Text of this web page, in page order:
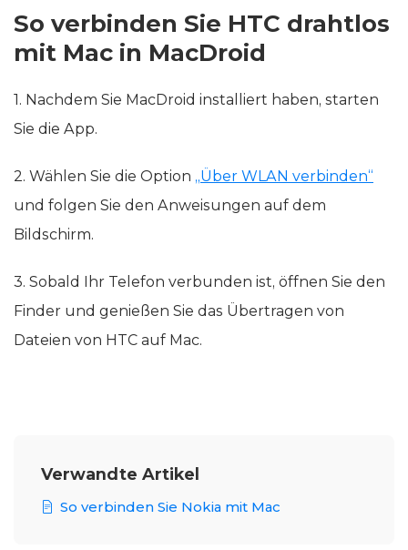
So verbinden Sie HTC drahtlos
mit Mac in MacDroid
1. Nachdem Sie MacDroid installiert haben, starten
Sie die App.
2. Wählen Sie die Option „Über WLAN verbinden“
und folgen Sie den Anweisungen auf dem
Bildschirm.
3. Sobald Ihr Telefon verbunden ist, öffnen Sie den
Finder und genießen Sie das Übertragen von
Dateien von HTC auf Mac.
Verwandte Artikel
So verbinden Sie Nokia mit Mac